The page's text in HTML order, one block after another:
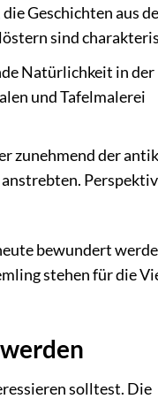
Geschichten aus
sind
Natürlichkeit in der
und Tafelmalerei
zunehmend der
bewundert
stehen für die
solltest. Die